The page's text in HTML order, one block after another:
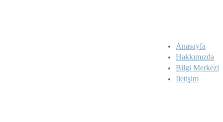
Anasayfa
Hakkımızda
Bilgi Merkezi
İletişim